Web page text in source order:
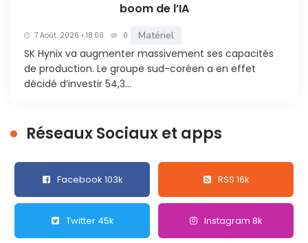
boom de l’IA
7 Août. 2026 • 18:00 0 Matériel
SK Hynix va augmenter massivement ses capacités
de production. Le groupe sud-coréen a en effet
décidé d’investir 54,3...
Réseaux Sociaux et apps
Facebook 103k RSS 16k
Twitter 45k Instagram 8k